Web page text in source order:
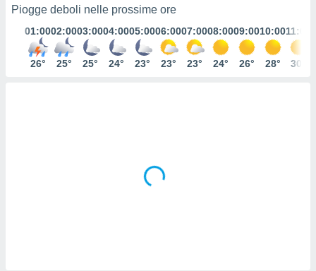
ACCETTA
Piogge deboli nelle prossime ore
01:00
26°
02:00
25°
03:00
25°
04:00
24°
05:00
23°
06:00
23°
07:00
23°
08:00
24°
09:00
26°
10:00
28°
11:00
30°